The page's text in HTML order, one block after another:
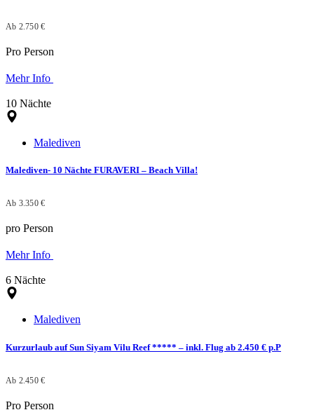
Ab 2.750 €
Pro Person
Mehr Info
10 Nächte
Malediven
Malediven- 10 Nächte FURAVERI – Beach Villa!
Ab 3.350 €
pro Person
Mehr Info
6 Nächte
Malediven
Kurzurlaub auf Sun Siyam Vilu Reef ***** – inkl. Flug ab 2.450 € p.P
Ab 2.450 €
Pro Person